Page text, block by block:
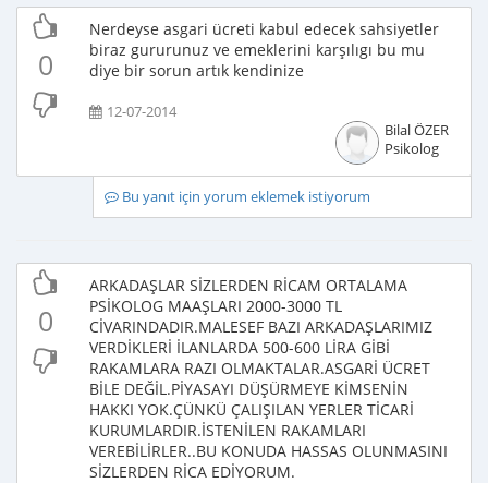
0
Nerdeyse asgari ücreti kabul edecek sahsiyetler
biraz gururunuz ve emeklerini karşılıgı bu mu
diye bir sorun artık kendinize
12-07-2014
Bilal ÖZER
Psikolog
Bu yanıt için yorum eklemek istiyorum
0
ARKADAŞLAR SİZLERDEN RİCAM ORTALAMA
PSİKOLOG MAAŞLARI 2000-3000 TL
CİVARINDADIR.MALESEF BAZI ARKADAŞLARIMIZ
VERDİKLERİ İLANLARDA 500-600 LİRA GİBİ
RAKAMLARA RAZI OLMAKTALAR.ASGARİ ÜCRET
BİLE DEĞİL.PİYASAYI DÜŞÜRMEYE KİMSENİN
HAKKI YOK.ÇÜNKÜ ÇALIŞILAN YERLER TİCARİ
KURUMLARDIR.İSTENİLEN RAKAMLARI
VEREBİLİRLER..BU KONUDA HASSAS OLUNMASINI
SİZLERDEN RİCA EDİYORUM.